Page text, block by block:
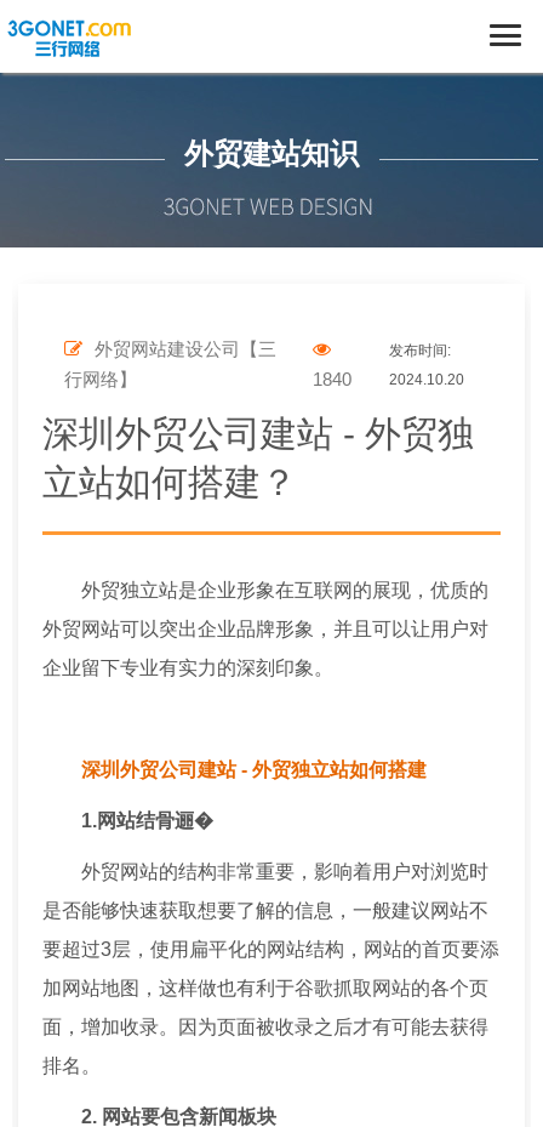
外贸建站知识
外贸网站建设公司【三
行网络】
1840
发布时间:
2024.10.20
深圳外贸公司建站 - 外贸独
立站如何搭建？
外贸独立站是企业形象在互联网的展现，优质的
外贸网站可以突出企业品牌形象，并且可以让用户对
企业留下专业有实力的深刻印象。
深圳外贸公司建站 - 外贸独立站如何搭建
1.网站结骨逦�
外贸网站的结构非常重要，影响着用户对浏览时
是否能够快速获取想要了解的信息，一般建议网站不
要超过3层，使用扁平化的网站结构，网站的首页要添
加网站地图，这样做也有利于谷歌抓取网站的各个页
面，增加收录。因为页面被收录之后才有可能去获得
排名。
2. 网站要包含新闻板块